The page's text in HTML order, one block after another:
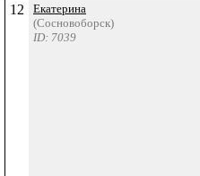
12
Екатерина
(Сосновоборск)
ID: 7039